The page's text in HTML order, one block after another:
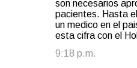
son necesarios
pacientes. Hasta
un medico en el
esta cifra con el
9:18 p.m.